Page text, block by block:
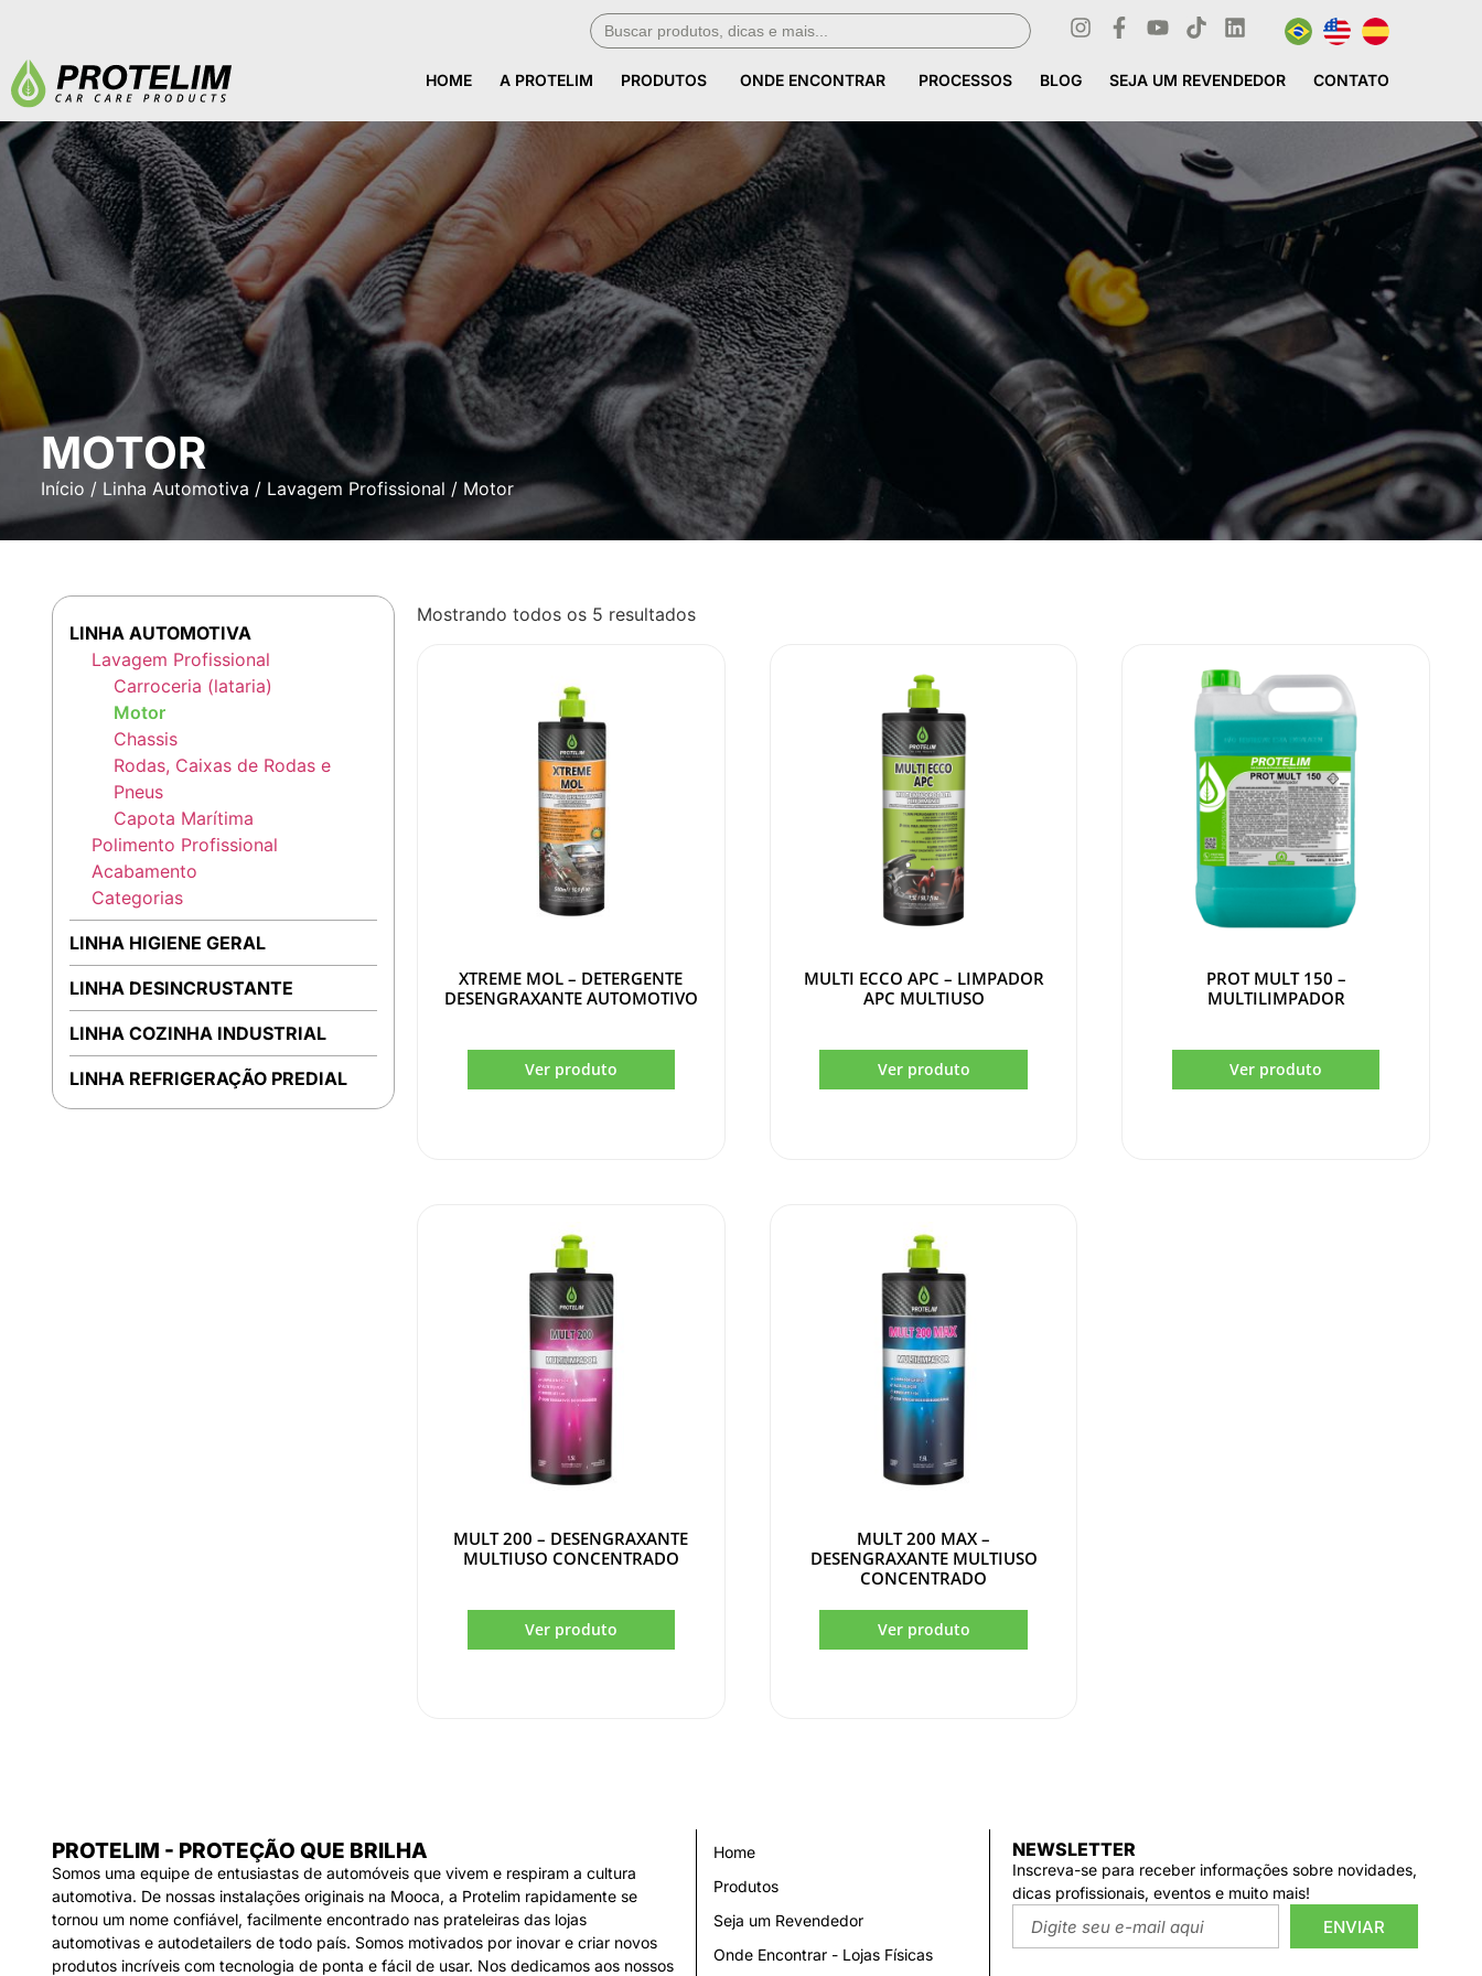
A PROTELIM PRODUTOS ONDE ENCONTRAR BLOG SEJA UM REVENDEDOR CONTATO
Search
for:
HOME A PROTELIM PRODUTOS ONDE ENCONTRAR PROCESSOS BLOG SEJA UM REVENDEDOR CONTATO
MOTOR
Início / Linha Automotiva / Lavagem Profissional / Motor
LINHA AUTOMOTIVA
Lavagem Profissional
Carroceria (lataria)
Motor
Chassis
Rodas, Caixas de Rodas e
Pneus
Capota Marítima
Polimento Profissional
Acabamento
Categorias
LINHA HIGIENE GERAL
LINHA DESINCRUSTANTE
LINHA COZINHA INDUSTRIAL
LINHA REFRIGERAÇÃO PREDIAL
Mostrando todos os 5 resultados
XTREME MOL – DETERGENTE
DESENGRAXANTE AUTOMOTIVO
MULTI ECCO APC – LIMPADOR
APC MULTIUSO
PROT MULT 150 –
MULTILIMPADOR
MULT 200 – DESENGRAXANTE
MULTIUSO CONCENTRADO
MULT 200 MAX –
DESENGRAXANTE MULTIUSO
CONCENTRADO
PROTELIM - PROTEÇÃO QUE BRILHA
Somos uma equipe de entusiastas de automóveis que vivem e respiram a cultura
automotiva. De nossas instalações originais na Mooca, a Protelim rapidamente se
tornou um nome confiável, facilmente encontrado nas prateleiras das lojas
automotivas e autodetailers de todo país. Somos motivados por inovar e criar novos
produtos incríveis com tecnologia de ponta e fácil de usar. Nos dedicamos aos nossos
Home
Produtos
Seja um Revendedor
Onde Encontrar - Lojas Físicas
NEWSLETTER
Inscreva-se para receber informações sobre novidades,
dicas profissionais, eventos e muito mais!
ENVIAR